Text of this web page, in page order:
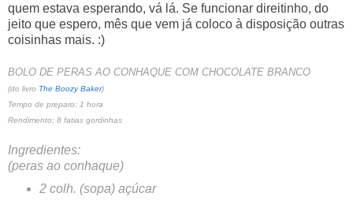
quem estava esperando, vá lá. Se funcionar direitinho, do
jeito que espero, mês que vem já coloco à disposição outras
coisinhas mais. :)
BOLO DE PERAS AO CONHAQUE COM CHOCOLATE BRANCO
(do livro The Boozy Baker)
Tempo de preparo: 1 hora
Rendimento: 8 fatias gordinhas
Ingredientes:
(peras ao conhaque)
2 colh. (sopa) açúcar